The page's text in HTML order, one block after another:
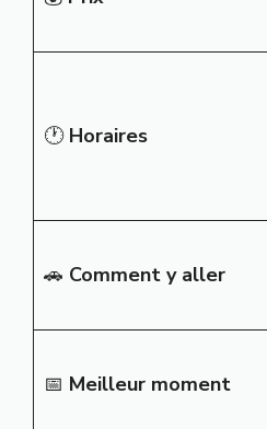
🕐 Horaires
🚗 Comment y aller
📅 Meilleur moment